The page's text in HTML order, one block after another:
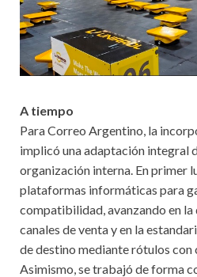
A tiempo
Para Correo Argentino, la
implicó una adaptación integral
organización interna. En primer
plataformas informáticas para
compatibilidad, avanzando en
canales de venta y en la
de destino mediante rótulos con
Asimismo, se trabajó de forma